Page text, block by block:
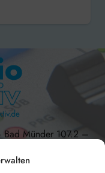
sein 70.
Münder 107.2 –